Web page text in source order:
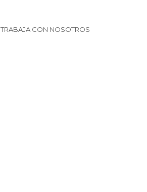
TRABAJA CON NOSOTROS